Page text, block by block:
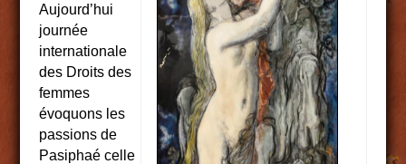
Aujourd’hui
journée
internationale
des Droits des
femmes
évoquons les
passions de
Pasiphaé celle